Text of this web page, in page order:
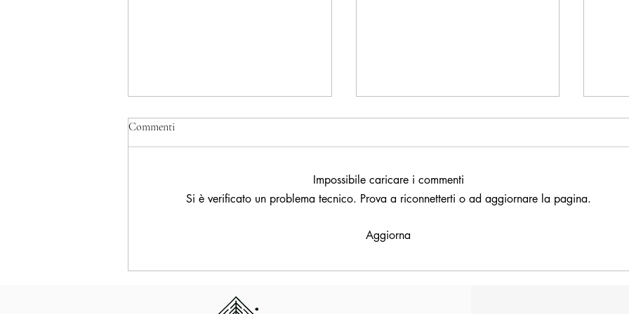
Capoterra, Tari 2026: in arrivo le
Commenti
Impossibile caricare i commenti
Si è verificato un problema tecnico. Prova a riconnetterti o ad aggiornare la pagina.
Aggiorna